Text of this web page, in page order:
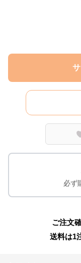
必ず
ご注文
送料は1